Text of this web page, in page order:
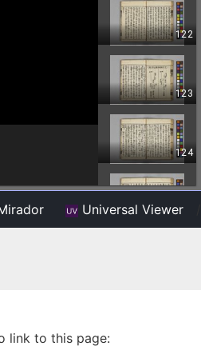
Universal Viewer
link to this page: